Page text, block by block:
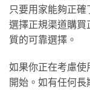
只要用家能夠正
選擇正規渠道購買
質的可靠選擇。
如果你正在考慮使
開始。如有任何